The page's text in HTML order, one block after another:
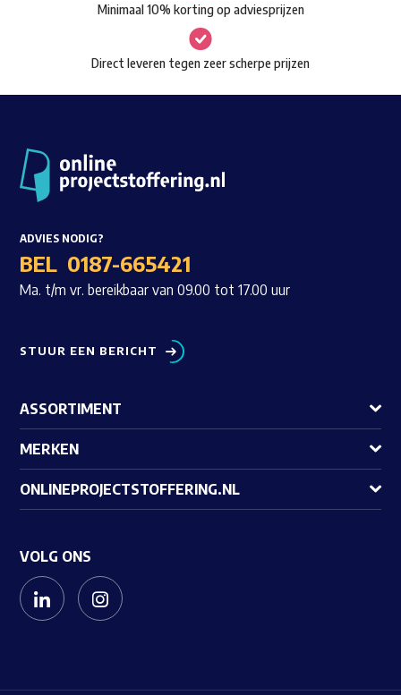
de
productpagina
Minimaal 10% korting op adviesprijzen
Direct leveren tegen zeer scherpe prijzen
ADVIES NODIG?
BEL 0187-665421
Ma. t/m vr. bereikbaar van 09.00 tot 17.00 uur
STUUR EEN BERICHT
ASSORTIMENT
MERKEN
ONLINEPROJECTSTOFFERING.NL
VOLG ONS